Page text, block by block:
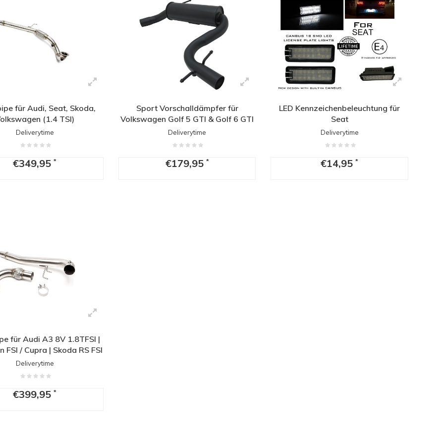
für Audi, Seat, Skoda,
(1.4 TSI)
Deliverytime
€349,95*
Sport Vorschalldämpfer für
Volkswagen Golf 5 GTI & Golf 6 GTI
Deliverytime
€179,95 *
LED Kennzeichenbeleuchtung für
Seat
Deliverytime
€14,95*
für Audi A3 8V 1.8TFSI |
FSI / Cupra | Skoda RS FSI
| Volkswagen Golf 7 GTI /
Deliverytime
€399,95*